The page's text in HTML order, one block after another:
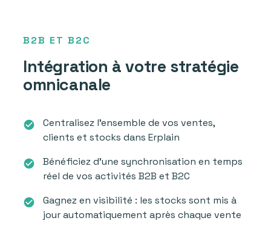
B2B ET B2C
Intégration à votre stratégie
omnicanale
check_circle
Centralisez l'ensemble de vos ventes,
clients et stocks dans Erplain
check_circle
Bénéficiez d'une synchronisation en temps
réel de vos activités B2B et B2C
check_circle
Gagnez en visibilité : les stocks sont mis à
jour automatiquement après chaque vente